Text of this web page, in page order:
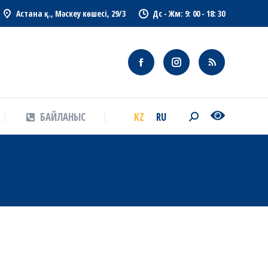
Астана қ., Мәскеу көшесі, 29/3 Дс - Жм: 9: 00 - 18: 30
БАЙЛАНЫС KZ RU Search:
БАЙЛАНЫС KZ RU Search: